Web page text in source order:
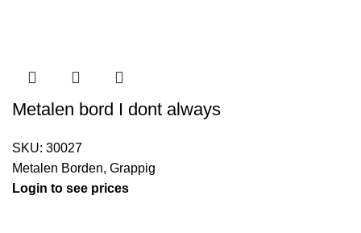
Metalen bord I dont always
SKU: 30027
Metalen Borden, Grappig
Login to see prices